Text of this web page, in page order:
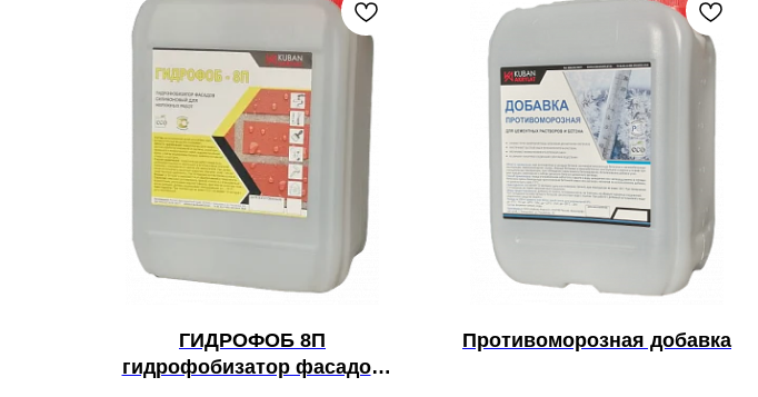
ГИДРОФОБ 8П
гидрофобизатор фасадов
Противоморозная добавка